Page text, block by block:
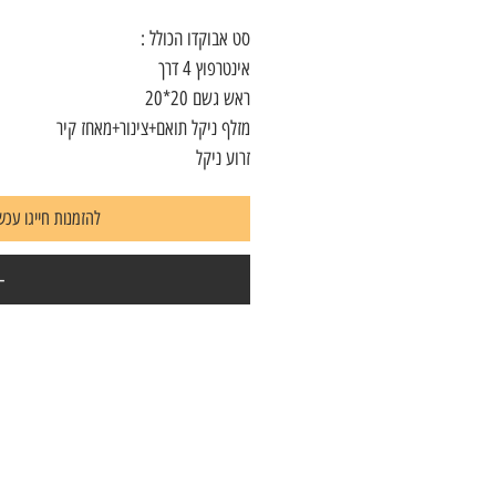
סט אבוקדו הכולל :
אינטרפוץ 4 דרך
ראש גשם 20*20
מזלף ניקל תואם+צינור+מאחז קיר
זרוע ניקל
להזמנות חייגו עכשיו 073-